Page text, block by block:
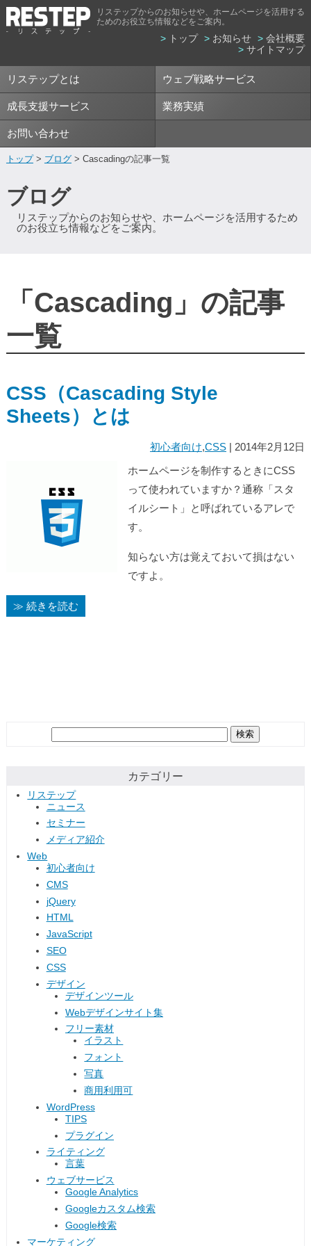
リステップからのお知らせや、ホームページを活用する
ためのお役立ち情報などをご案内。
トップ お知らせ
会社概要
サイトマップ
リステップとは ウェブ戦略サービス
成長支援サービス 業務実績
お問い合わせ
トップ> ブログ> Cascadingの記事一覧
ブログ
リステップからのお知らせや、ホームページを活用するため
のお役立ち情報などをご案内。
「Cascading」の記事
一覧
CSS（Cascading Style
Sheets）とは
初心者向け,CSS | 2014年2月12日
ホームページを制作するときにCSS
って使われていますか？通称「スタ
イルシート」と呼ばれているアレで
す。
知らない方は覚えておいて損はない
ですよ。
≫ 続きを読む
検
索:
カテゴリー
リステップ
ニュース
セミナー
メディア紹介
Web
初心者向け
CMS
jQuery
HTML
JavaScript
SEO
CSS
デザイン
デザインツール
Webデザインサイト集
フリー素材
イラスト
フォント
写真
商用利用可
WordPress
TIPS
プラグイン
ライティング
言葉
ウェブサービス
Google Analytics
Googleカスタム検索
Google検索
マーケティング